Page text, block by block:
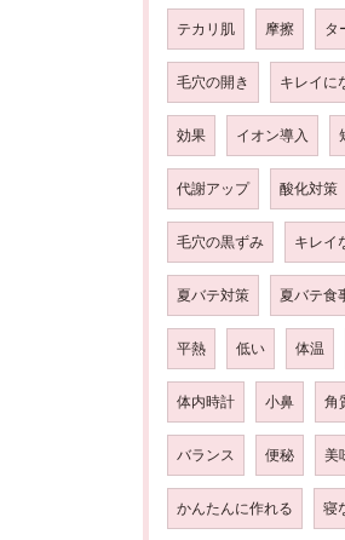
テカリ肌 摩擦 タ
毛穴の開き キレイに
効果 イオン導入
代謝アップ 酸化対策
毛穴の黒ずみ キレイ
夏バテ対策 夏バテ食
平熱 低い 体温
体内時計 小鼻 角
バランス 便秘 美
かんたんに作れる 寝